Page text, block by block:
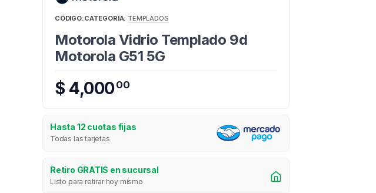
CÓDIGO:CATEGORÍA: TEMPLADOS
Motorola Vidrio Templado 9d
Motorola G51 5G
$ 4,00000
Hasta 12 cuotas fijas
Todas las tarjetas
Retiro GRATIS en sucursal
Listo para retirar hoy mismo